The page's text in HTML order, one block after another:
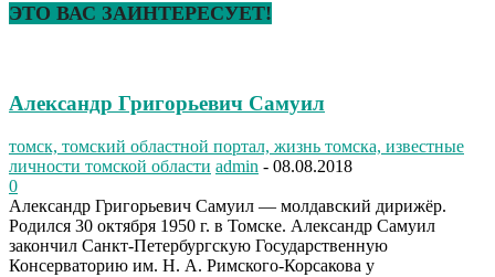
ЭТО ВАС ЗАИНТЕРЕСУЕТ!
Александр Григорьевич Самуил
томск, томский областной портал, жизнь томска, известные
личности томской области admin - 08.08.2018
0
Александр Григорьевич Самуил — молдавский дирижёр.
Родился 30 октября 1950 г. в Томске. Александр Самуил
закончил Санкт-Петербургскую Государственную
Консерваторию им. Н. А. Римского-Корсакова у